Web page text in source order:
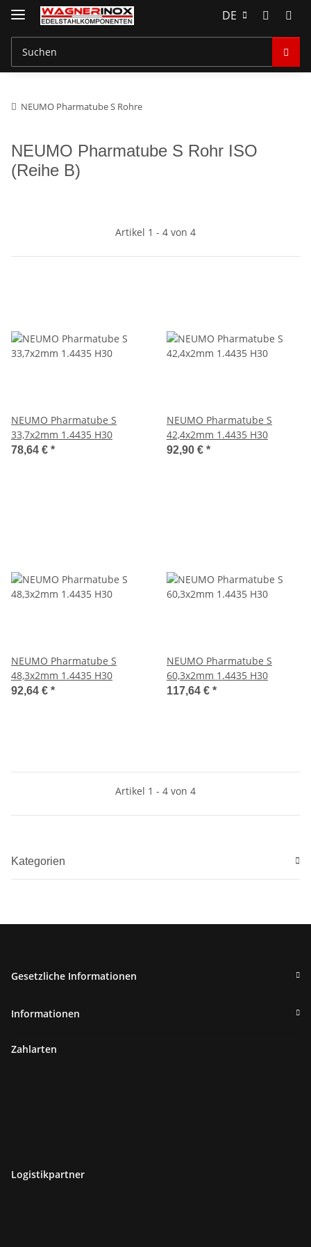
DE
NEUMO Pharmatube S Rohre
NEUMO Pharmatube S Rohr ISO
(Reihe B)
Artikel 1 - 4 von 4
NEUMO Pharmatube S
33,7x2mm 1.4435 H30
78,64 € *
NEUMO Pharmatube S
42,4x2mm 1.4435 H30
92,90 € *
NEUMO Pharmatube S
48,3x2mm 1.4435 H30
92,64 € *
NEUMO Pharmatube S
60,3x2mm 1.4435 H30
117,64 € *
Artikel 1 - 4 von 4
Kategorien
Gesetzliche Informationen
Informationen
Zahlarten
Logistikpartner